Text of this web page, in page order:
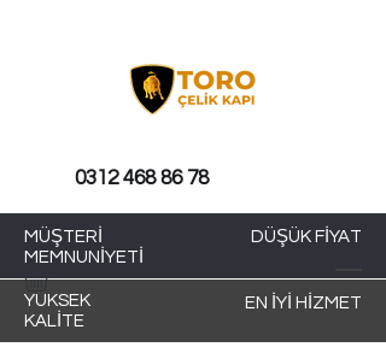
MÜŞTERİ
MEMNUNİYETİ
DÜŞÜK FİYAT
YÜKSEK
KALİTE
EN İYİ HİZMET
0312 468 86 78